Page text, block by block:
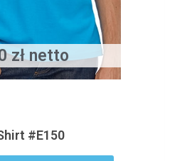
zł netto
#E150